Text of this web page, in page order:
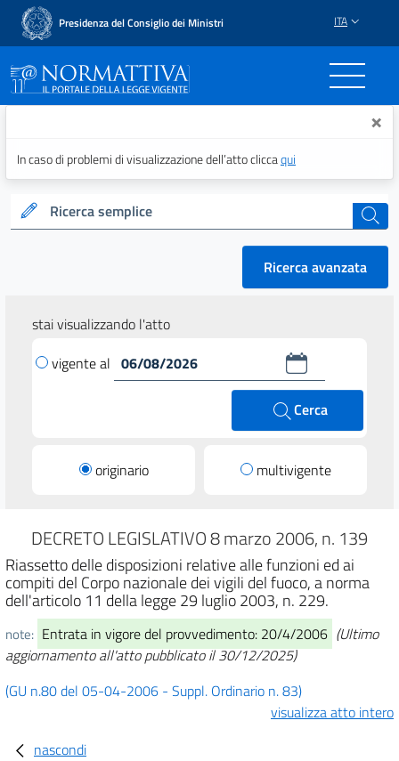
Presidenza del Consiglio dei Ministri ITA
Normattiva - Il portale ×
In caso di problemi di visualizzazione dell’atto cliccaqui
Ricerca semplice cerca
Ricerca avanzata
stai visualizzando l'atto
vigente al
Cerca
originario multivigente
DECRETO LEGISLATIVO 8 marzo 2006, n. 139
Riassetto delle disposizioni relative alle funzioni ed ai
compiti del Corpo nazionale dei vigili del fuoco, a norma
dell'articolo 11 della legge 29 luglio 2003, n. 229.
note: Entrata in vigore del provvedimento: 20/4/2006 (Ultimo
aggiornamento all'atto pubblicato il 30/12/2025)
(GU n.80 del 05-04-2006 - Suppl. Ordinario n. 83)
visualizza atto intero
nascondi